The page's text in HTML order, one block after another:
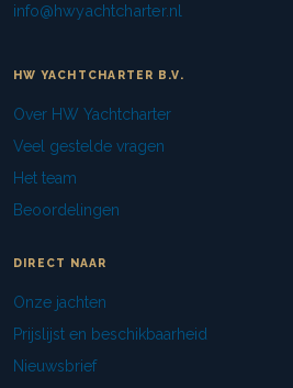
info@hwyachtcharter.nl
HW YACHTCHARTER B.V.
Over HW Yachtcharter
Veel gestelde vragen
Het team
Beoordelingen
DIRECT NAAR
Onze jachten
Prijslijst en beschikbaarheid
Nieuwsbrief